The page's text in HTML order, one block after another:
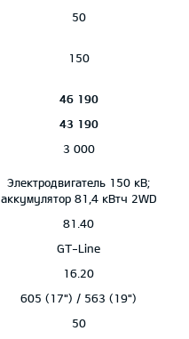
50
150
46 190
43 190
3 000
Электродвигатель 150 кВ;
aккумулятор 81,4 кВтч 2WD
81.40
GT-Line
16.20
605 (17") / 563 (19")
50